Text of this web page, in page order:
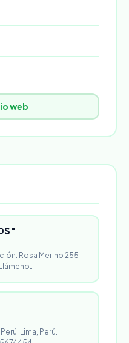
web
Rosa Merino 255
Lima, Perú.